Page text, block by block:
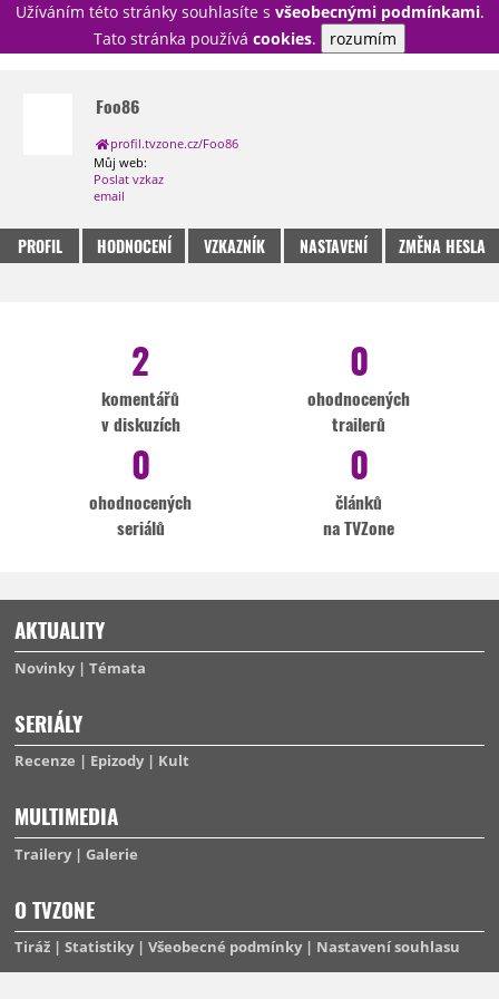
Užíváním této stránky souhlasíte s všeobecnými podmínkami.
Tato stránka používá cookies. rozumím
PŘIHLÁSIT
NOVINKY
TÉMATA
RECENZE
EPIZODY
TRAILERY
GALERIE
DISKUZE
STATISTIKY
TIRÁŽ
Foo86
profil.tvzone.cz/Foo86
Můj web:
Poslat vzkaz
email
PROFIL HODNOCENÍ VZKAZNÍK NASTAVENÍ ZMĚNA HESLA
2
komentářů
v diskuzích
0
ohodnocených
trailerů
0
ohodnocených
seriálů
0
článků
na TVZone
AKTUALITY
Novinky Témata
SERIÁLY
Recenze Epizody Kult
MULTIMEDIA
Trailery Galerie
O TVZONE
Tiráž Statistiky Všeobecné podmínky Nastavení souhlasu